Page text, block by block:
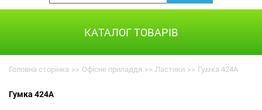
КАТАЛОГ ТОВАРІВ
Головна сторінка >> Офісне приладдя >> Ластики >> Гумка 424A
Гумка 424A